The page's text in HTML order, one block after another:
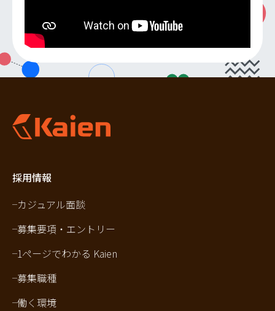
採用情報
カジュアル面談
募集要項・エントリー
1ページでわかる Kaien
募集職種
働く環境